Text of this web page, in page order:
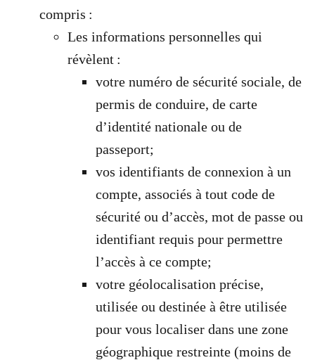
compris :
Les informations personnelles qui
révèlent :
votre numéro de sécurité sociale, de
permis de conduire, de carte
d’identité nationale ou de
passeport;
vos identifiants de connexion à un
compte, associés à tout code de
sécurité ou d’accès, mot de passe ou
identifiant requis pour permettre
l’accès à ce compte;
votre géolocalisation précise,
utilisée ou destinée à être utilisée
pour vous localiser dans une zone
géographique restreinte (moins de